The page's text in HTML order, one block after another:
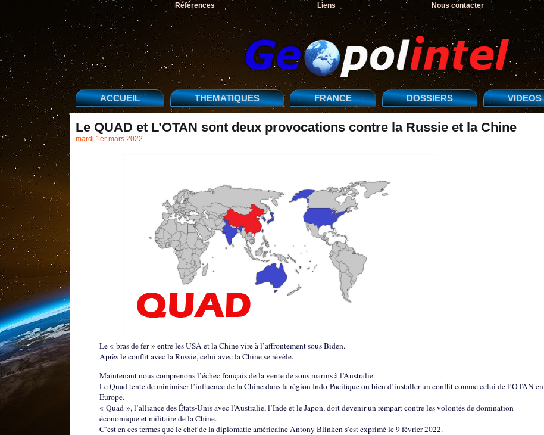
Références Liens Nous contacter
ACCUEIL THEMATIQUES FRANCE DOSSIERS VIDEOS
Le QUAD et L’OTAN sont deux provocations contre la Russie et la Chine
mardi 1er mars 2022
Le « bras de fer » entre les USA et la Chine vire à l’affrontement sous Biden.
Après le conflit avec la Russie, celui avec la Chine se révèle.
Maintenant nous comprenons l’échec français de la vente de sous marins à l’Australie.
Le Quad tente de minimiser l’influence de la Chine dans la région Indo-Pacifique ou bien d’installer un conflit comme celui de l’OTAN en
Europe.
« Quad », l’alliance des États-Unis avec l’Australie, l’Inde et le Japon, doit devenir un rempart contre les volontés de domination
économique et militaire de la Chine.
C’est en ces termes que le chef de la diplomatie américaine Antony Blinken s’est exprimé le 9 février 2022.